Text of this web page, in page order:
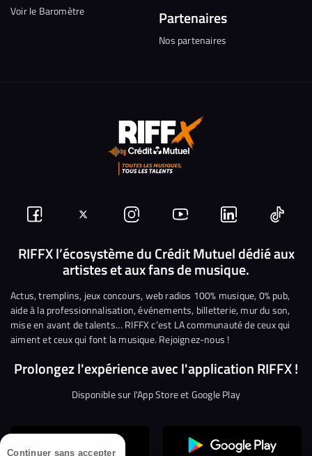
Continuer sans accepter
Voir le Baromètre Partenaires
Nos partenaires
Suivez-
nous
Facebook
Suivez-
nous
sur
Twitter
Nous
rejoindre
sur
Instagram
Nous
rejoindre
sur
YouTube
Nous
rejoindre
sur
Linkedin
Nous
RIFFX l’écosystème du Crédit Mutuel dédié aux
artistes et aux fans de musique.
Actus, tremplins, jeux concours, web radios 100% musique, 0% pub,
aide à la professionnalisation, événements, billetterie, mur du son,
mise en avant de talents… RIFFX c’est LA communauté de ceux qui
aiment et ceux qui font la musique. Rejoignez-nous !
Prolongez l'expérience avec l'application RIFFX !
Disponible sur l'App Store et Google Play